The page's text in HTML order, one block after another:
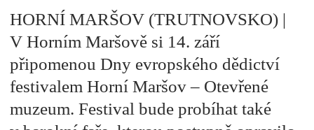
HORNÍ MARŠOV (TRUTNOVSKO) |
V Horním Maršově si 14. září
připomenou Dny evropského dědictví
festivalem Horní Maršov – Otevřené
muzeum. Festival bude probíhat také